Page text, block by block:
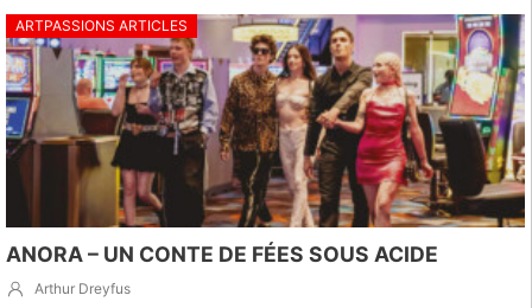
ARTPASSIONS ARTICLES
ANORA – UN CONTE DE FÉES SOUS ACIDE
Arthur Dreyfus